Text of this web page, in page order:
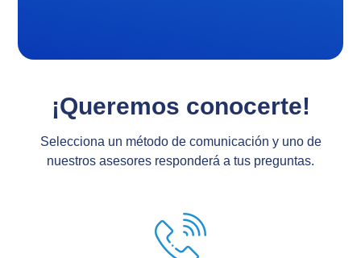
¡Queremos conocerte!
Selecciona un método de comunicación y uno de
nuestros asesores responderá a tus preguntas.